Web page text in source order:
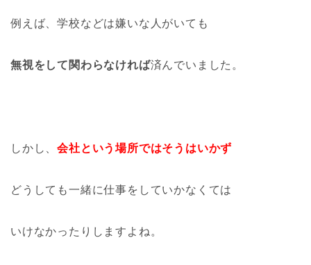
例えば、学校などは嫌いな人がいても
無視をして関わらなければ済んでいました。
しかし、会社という場所ではそうはいかず
どうしても一緒に仕事をしていかなくては
いけなかったりしますよね。